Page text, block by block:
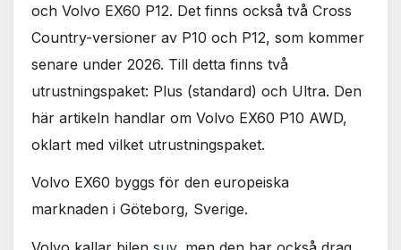
och Volvo EX60 P12. Det finns också två Cross
Country-versioner av P10 och P12, som kommer
senare under 2026. Till detta finns två
utrustningspaket: Plus (standard) och Ultra. Den
här artikeln handlar om Volvo EX60 P10 AWD,
oklart med vilket utrustningspaket.
Volvo EX60 byggs för den europeiska
marknaden i Göteborg, Sverige.
Nödvändiga
Dessa kakor
välja bort. De